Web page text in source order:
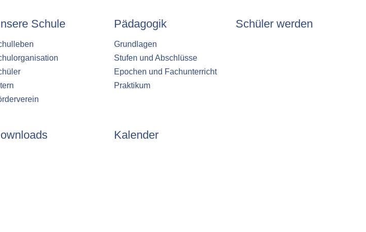
Schule Pädagogik
Grundlagen
Stufen und Abschlüsse
Epochen und Fachunterricht
Praktikum
Schüler werden
Kalender